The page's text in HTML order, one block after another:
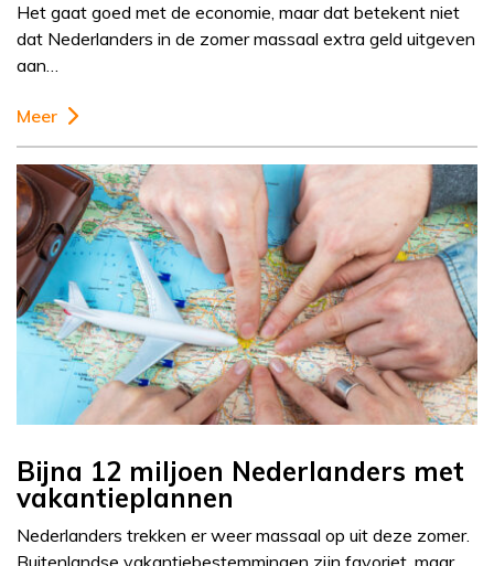
Het gaat goed met de economie, maar dat betekent niet
dat Nederlanders in de zomer massaal extra geld uitgeven
aan…
Meer
Bijna 12 miljoen Nederlanders met
vakantieplannen
Nederlanders trekken er weer massaal op uit deze zomer.